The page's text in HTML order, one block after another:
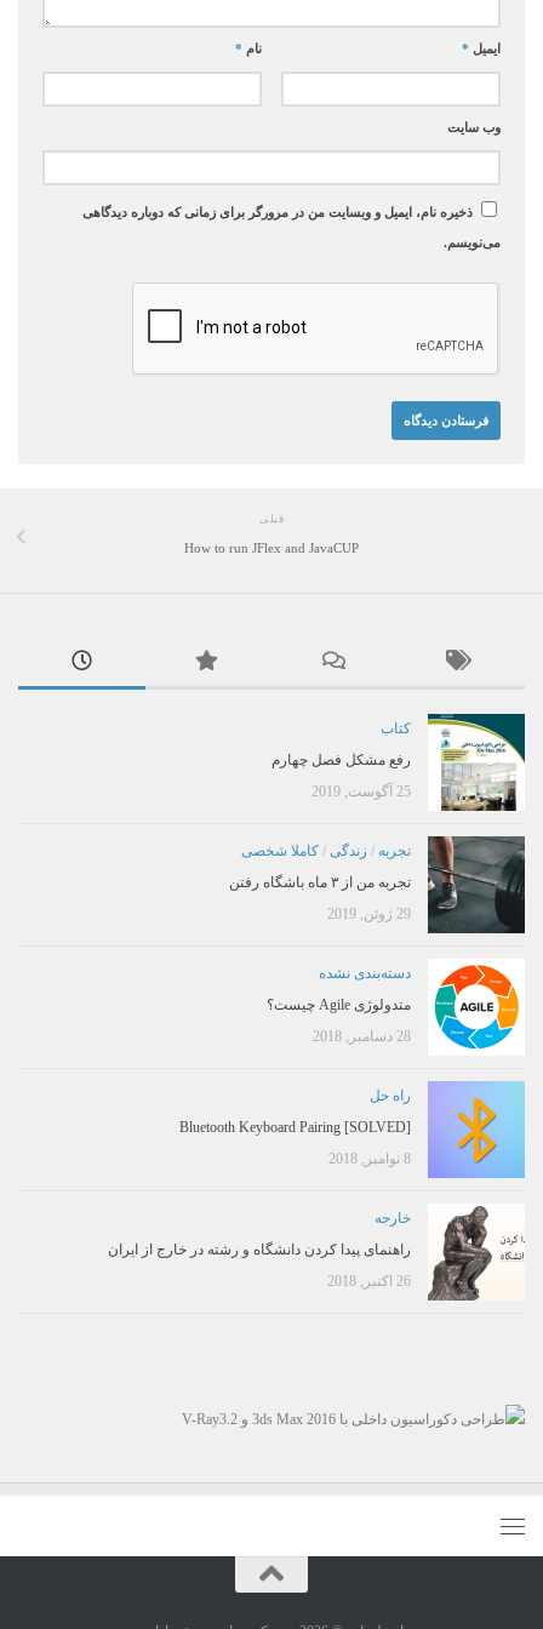
نام * ایمیل *
وب‌ سایت
ذخیره نام، ایمیل و وبسایت من در مرورگر برای زمانی که دوباره دیدگاهی
می‌نویسم.
قبلی
How to run JFlex and JavaCUP
کتاب
رفع مشکل فصل چهارم
25 آگوست, 2019
تجربه / زندگی / کاملا شخصی
تجربه من از ۳ ماه باشگاه رفتن
29 ژوئن, 2019
دسته‌بندی نشده
متدولوژی Agile چیست؟
28 دسامبر, 2018
راه حل
[SOLVED] Bluetooth Keyboard Pairing
8 نوامبر, 2018
خارجه
راهنمای پیدا کردن دانشگاه و رشته در خارج از ایران
26 اکتبر, 2018